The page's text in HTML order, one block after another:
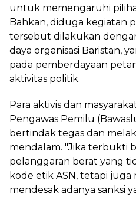
untuk memengaruhi
Bahkan, diduga kegiatan
tersebut dilakukan
daya organisasi Baristan,
pada pemberdayaan
aktivitas politik.
Para aktivis dan
Pengawas Pemilu
bertindak tegas dan
mendalam. "Jika terbukti
pelanggaran berat yang
kode etik ASN, tetapi juga
mendesak adanya sanksi